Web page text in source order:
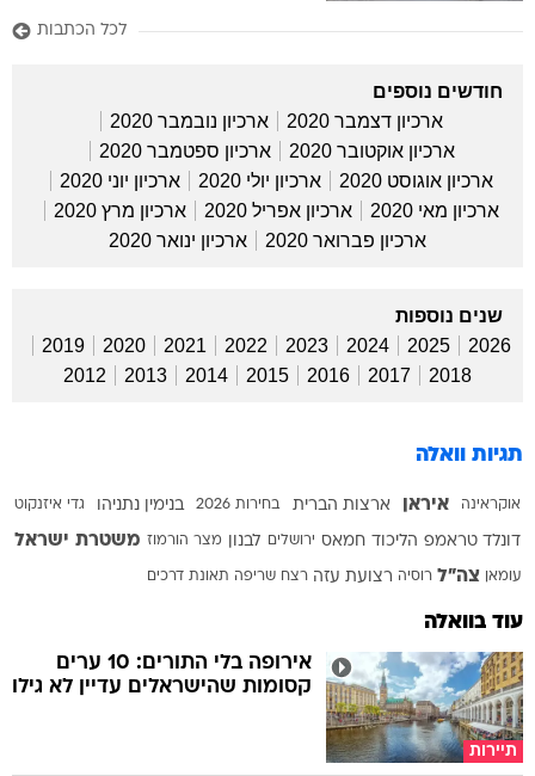
לכל הכתבות
חודשים נוספים
ארכיון דצמבר 2020
ארכיון נובמבר 2020
ארכיון אוקטובר 2020
ארכיון ספטמבר 2020
ארכיון אוגוסט 2020
ארכיון יולי 2020
ארכיון יוני 2020
ארכיון מאי 2020
ארכיון אפריל 2020
ארכיון מרץ 2020
ארכיון פברואר 2020
ארכיון ינואר 2020
שנים נוספות
2026
2025
2024
2023
2022
2021
2020
2019
2018
2017
2016
2015
2014
2013
2012
תגיות וואלה
אוקראינה איראן ארצות הברית בחירות 2026 בנימין נתניהו גדי איזנקוט
דונלד טראמפ הליכוד חמאס ירושלים לבנון מצר הורמוז משטרת ישראל
עומאן צה"ל רוסיה רצועת עזה רצח שריפה תאונת דרכים
עוד בוואלה
תיירות
אירופה בלי התורים: 10 ערים
קסומות שהישראלים עדיין לא גילו